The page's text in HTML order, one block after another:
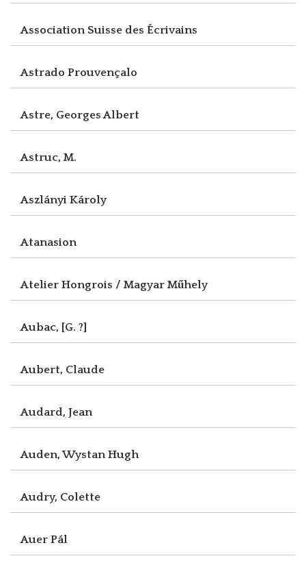
Association Suisse des Écrivains
Astrado Prouvençalo
Astre, Georges Albert
Astruc, M.
Aszlányi Károly
Atanasion
Atelier Hongrois / Magyar Műhely
Aubac, [G. ?]
Aubert, Claude
Audard, Jean
Auden, Wystan Hugh
Audry, Colette
Auer Pál